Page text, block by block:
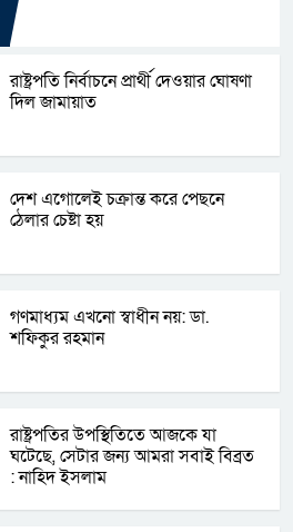
রাষ্ট্রপতি নির্বাচনে প্রার্থী দেওয়ার ঘোষণা
দিল জামায়াত
দেশ এগোলেই চক্রান্ত করে পেছনে
ঠেলার চেষ্টা হয়
গণমাধ্যম এখনো স্বাধীন নয়: ডা.
শফিকুর রহমান
রাষ্ট্রপতির উপস্থিতিতে আজকে যা
ঘটেছে, সেটার জন্য আমরা সবাই বিব্রত
: নাহিদ ইসলাম